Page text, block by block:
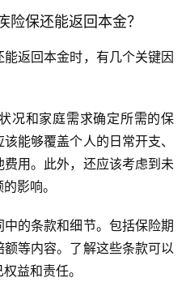
险保还能返回本金？
返回本金时，有几个关键因
况和家庭需求确定所需的保
能够覆盖个人的日常开支、
用。此外，还应该考虑到未
影响。
的条款和细节。包括保险期
等内容。了解这些条款可以
益和责任。